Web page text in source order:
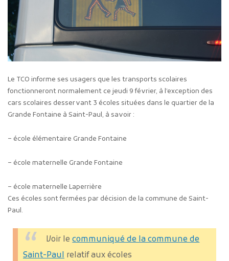
Le TCO informe ses usagers que les transports scolaires
fonctionneront normalement ce jeudi 9 février, à l’exception des
cars scolaires desservant 3 écoles situées dans le quartier de la
Grande Fontaine à Saint-Paul, à savoir :
– école élémentaire Grande Fontaine
– école maternelle Grande Fontaine
– école maternelle Laperrière
Ces écoles sont fermées par décision de la commune de Saint-
Paul.
Voir lecommuniqué de la commune de
Saint-Paul relatif aux écoles